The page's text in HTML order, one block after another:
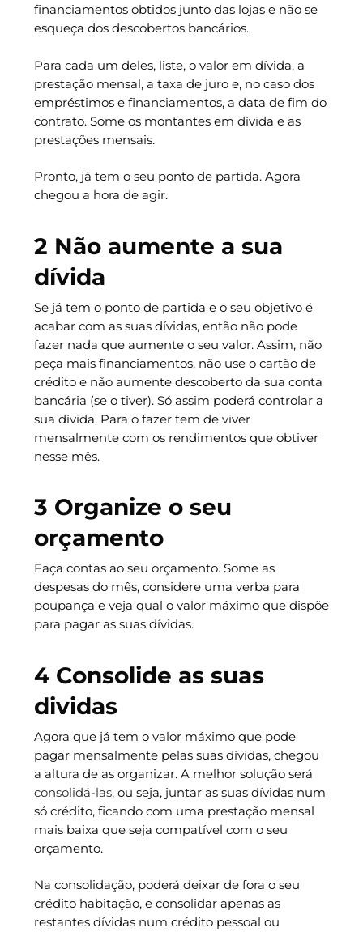
financiamentos obtidos junto das lojas e não se
esqueça dos descobertos bancários.
Para cada um deles, liste, o valor em dívida, a
prestação mensal, a taxa de juro e, no caso dos
empréstimos e financiamentos, a data de fim do
contrato. Some os montantes em dívida e as
prestações mensais.
Pronto, já tem o seu ponto de partida. Agora
chegou a hora de agir.
2 Não aumente a sua
dívida
Se já tem o ponto de partida e o seu objetivo é
acabar com as suas dívidas, então não pode
fazer nada que aumente o seu valor. Assim, não
peça mais financiamentos, não use o cartão de
crédito e não aumente descoberto da sua conta
bancária (se o tiver). Só assim poderá controlar a
sua dívida. Para o fazer tem de viver
mensalmente com os rendimentos que obtiver
nesse mês.
3 Organize o seu
orçamento
Faça contas ao seu orçamento. Some as
despesas do mês, considere uma verba para
poupança e veja qual o valor máximo que dispõe
para pagar as suas dívidas.
4 Consolide as suas
dividas
Agora que já tem o valor máximo que pode
pagar mensalmente pelas suas dívidas, chegou
a altura de as organizar. A melhor solução será
consolidá-las, ou seja, juntar as suas dívidas num
só crédito, ficando com uma prestação mensal
mais baixa que seja compatível com o seu
orçamento.
Na consolidação, poderá deixar de fora o seu
crédito habitação, e consolidar apenas as
restantes dívidas num crédito pessoal ou